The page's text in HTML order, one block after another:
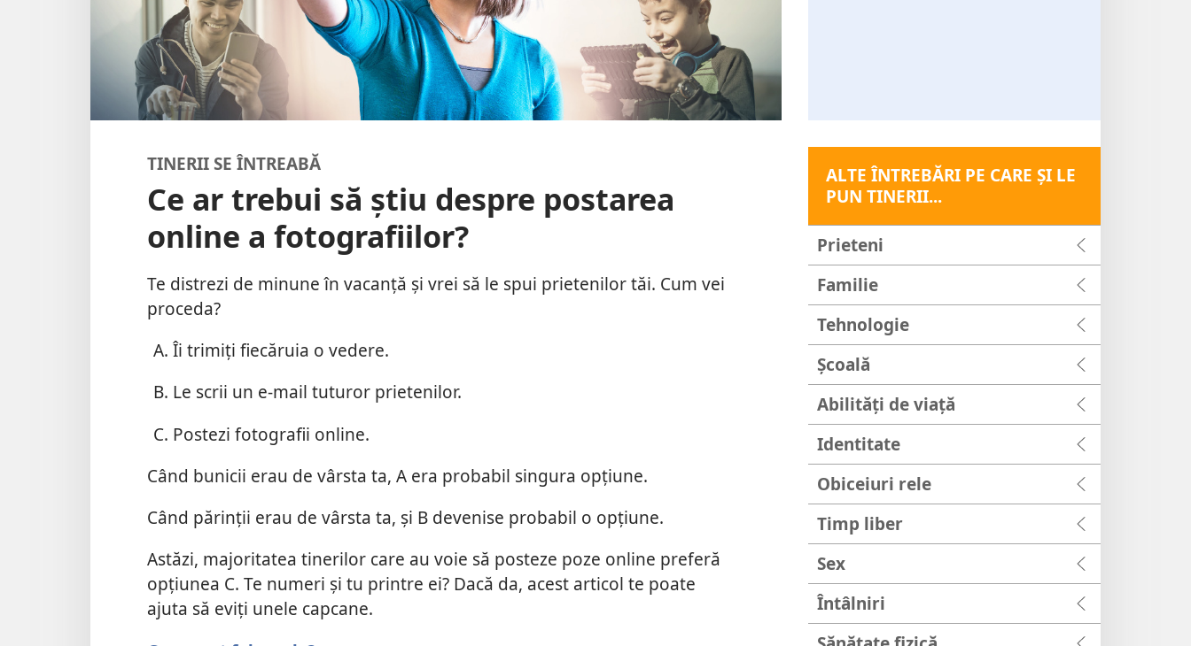
TINERII SE ÎNTREABĂ
Ce ar trebui să știu despre postarea
online a fotografiilor?
Te distrezi de minune în vacanță și vrei să le spui prietenilor tăi. Cum vei
proceda?
Îi trimiți fiecăruia o vedere.
Le scrii un e-mail tuturor prietenilor.
Postezi fotografii online.
Când bunicii erau de vârsta ta, A era probabil singura opțiune.
Când părinții erau de vârsta ta, și B devenise probabil o opțiune.
Astăzi, majoritatea tinerilor care au voie să posteze poze online preferă
opțiunea C. Te numeri și tu printre ei? Dacă da, acest articol te poate
ajuta să eviți unele capcane.
ALTE ÎNTREBĂRI PE CARE ŞI LE
PUN TINERII...
Prieteni
Familie
Tehnologie
Şcoală
Abilități de viață
Identitate
Obiceiuri rele
Timp liber
Sex
Întâlniri